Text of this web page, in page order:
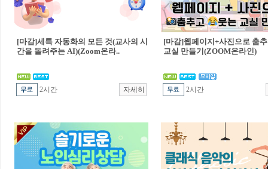
[마감]세특 자동화의 모든 것(교사의 시
간을 돌려주는 AI)(Zoom온라..
2시간
[마감]웹페이지+사진으로 춤
교실 만들기(ZOOM온라인)
2시간